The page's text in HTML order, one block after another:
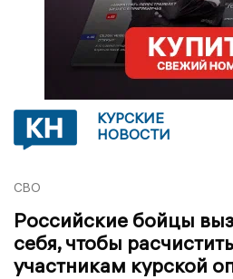
КУРСКИЕ
НОВОСТИ
СВО
Российские бойцы
себя, чтобы
участникам курской